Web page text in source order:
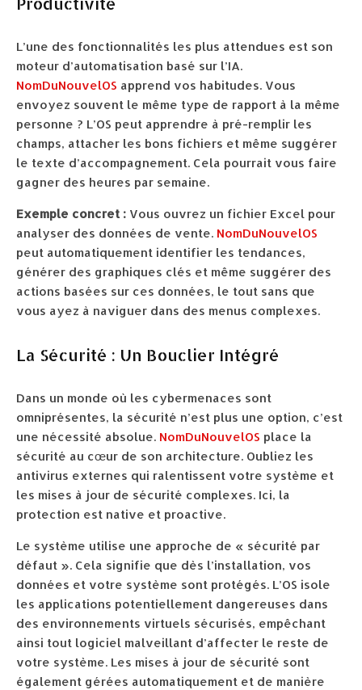
L’une des fonctionnalités les plus attendues est son
moteur d’automatisation basé sur l’IA.
NomDuNouvelOS apprend vos habitudes. Vous
envoyez souvent le même type de rapport à la même
personne ? L’OS peut apprendre à pré-remplir les
champs, attacher les bons fichiers et même suggérer
le texte d’accompagnement. Cela pourrait vous faire
gagner des heures par semaine.
Exemple concret : Vous ouvrez un fichier Excel pour
analyser des données de vente. NomDuNouvelOS
peut automatiquement identifier les tendances,
générer des graphiques clés et même suggérer des
actions basées sur ces données, le tout sans que
vous ayez à naviguer dans des menus complexes.
La Sécurité : Un Bouclier Intégré
Dans un monde où les cybermenaces sont
omniprésentes, la sécurité n’est plus une option, c’est
une nécessité absolue. NomDuNouvelOS place la
sécurité au cœur de son architecture. Oubliez les
antivirus externes qui ralentissent votre système et
les mises à jour de sécurité complexes. Ici, la
protection est native et proactive.
Le système utilise une approche de « sécurité par
défaut ». Cela signifie que dès l’installation, vos
données et votre système sont protégés. L’OS isole
les applications potentiellement dangereuses dans
des environnements virtuels sécurisés, empêchant
ainsi tout logiciel malveillant d’affecter le reste de
votre système. Les mises à jour de sécurité sont
également gérées automatiquement et de manière